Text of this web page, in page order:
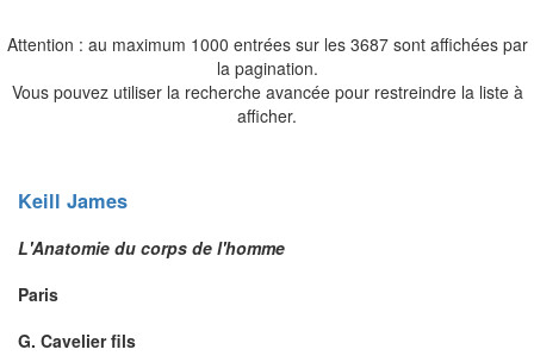
Attention : au maximum 1000 entrées sur les 3687 sont affichées par
la pagination.
Vous pouvez utiliser la recherche avancée pour restreindre la liste à
afficher.
Keill James
L'Anatomie du corps de l'homme
Paris
G. Cavelier fils